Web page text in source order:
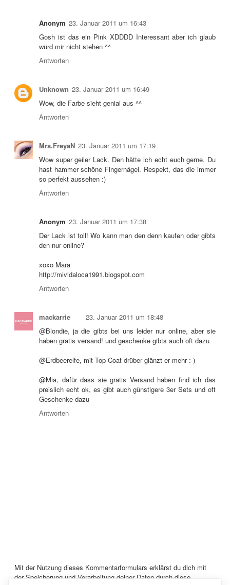
Anonym 23. Januar 2011 um 16:43
Gosh ist das ein Pink XDDDD Interessant aber ich glaub
würd mir nicht stehen ^^
Antworten
Unknown 23. Januar 2011 um 16:49
Wow, die Farbe sieht genial aus ^^
Antworten
Mrs.FreyaN 23. Januar 2011 um 17:19
Wow super geiler Lack. Den hätte ich echt euch gerne. Du
hast hammer schöne Fingernägel. Respekt, das die immer
so perfekt aussehen :)
Antworten
Anonym 23. Januar 2011 um 17:38
Der Lack ist toll! Wo kann man den denn kaufen oder gibts
den nur online?
xoxo Mara
http://mividaloca1991.blogspot.com
Antworten
mackarrie
23. Januar 2011 um 18:48
@Blondie, ja die gibts bei uns leider nur online, aber sie
haben gratis versand! und geschenke gibts auch oft dazu
@Erdbeerelfe, mit Top Coat drüber glänzt er mehr :-)
@Mia, dafür dass sie gratis Versand haben find ich das
preislich echt ok, es gibt auch günstigere 3er Sets und oft
Geschenke dazu
Antworten
Mit der Nutzung dieses Kommentarformulars erklärst du dich mit
der Speicherung und Verarbeitung deiner Daten durch diese